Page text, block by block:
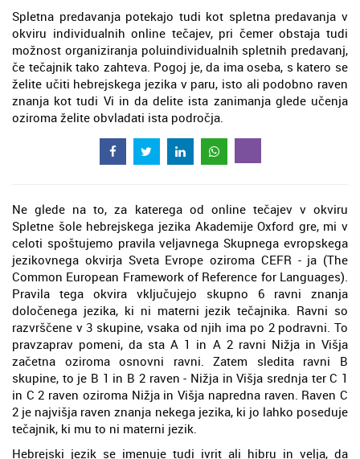
Spletna predavanja potekajo tudi kot spletna predavanja v
okviru individualnih online tečajev, pri čemer obstaja tudi
možnost organiziranja poluindividualnih spletnih predavanj,
če tečajnik tako zahteva. Pogoj je, da ima oseba, s katero se
želite učiti hebrejskega jezika v paru, isto ali podobno raven
znanja kot tudi Vi in da delite ista zanimanja glede učenja
oziroma želite obvladati ista področja.
Ne glede na to, za katerega od online tečajev v okviru
Spletne šole hebrejskega jezika Akademije Oxford gre, mi v
celoti spoštujemo pravila veljavnega Skupnega evropskega
jezikovnega okvirja Sveta Evrope oziroma CEFR - ja (The
Common European Framework of Reference for Languages).
Pravila tega okvira vključujejo skupno 6 ravni znanja
določenega jezika, ki ni materni jezik tečajnika. Ravni so
razvrščene v 3 skupine, vsaka od njih ima po 2 podravni. To
pravzaprav pomeni, da sta A 1 in A 2 ravni Nižja in Višja
začetna oziroma osnovni ravni. Zatem sledita ravni B
skupine, to je B 1 in B 2 raven - Nižja in Višja srednja ter C 1
in C 2 raven oziroma Nižja in Višja napredna raven. Raven C
2 je najvišja raven znanja nekega jezika, ki jo lahko poseduje
tečajnik, ki mu to ni materni jezik.
Hebrejski jezik se imenuje tudi ivrit ali hibru in velja, da